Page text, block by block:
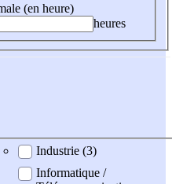
(en heure)
heures
Industrie (3)
Informatique /